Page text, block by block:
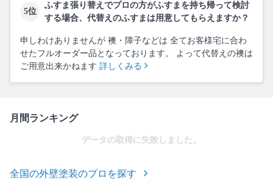
5位
ふすま張り替えでプロの方がふすまを持ち帰って検討
する場合、代替えのふすまは用意してもらえますか？
申しわけありませんが 襖・障子などは 全てお客様宅に合わ
せたフルオーダー品となっております。 よって代替えの襖は
ご用意出来かねます 詳しくみる
月間ランキング
データの取得に失敗しました。
全国の外壁塗装のプロを探す